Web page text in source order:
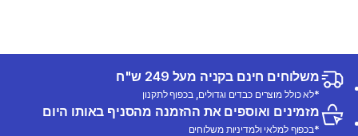
משלוחים חינם בקניה מעל 249 ש"ח
*לא כולל מוצרים כבדים וגדולים, בכפוף לתקנון
מזמינים ואוספים את ההזמנה מהסניף באותו היום
*בכפוף למלאי ולמדיניות משלוחים